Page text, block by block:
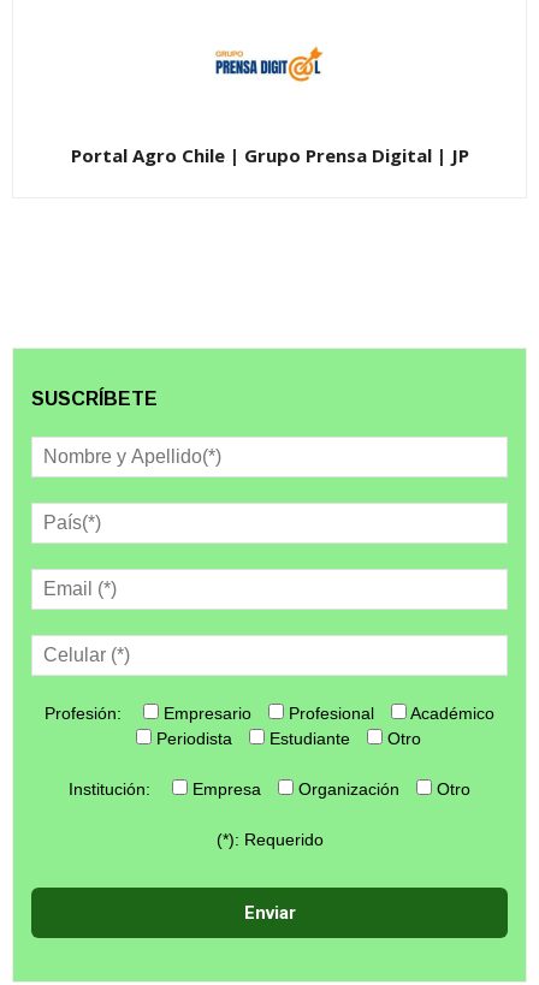
Portal Agro Chile | Grupo Prensa Digital | JP
SUSCRÍBETE
Profesión: Empresario Profesional
Académico
Periodista
Estudiante Otro
Institución: Empresa Organización Otro
(*): Requerido